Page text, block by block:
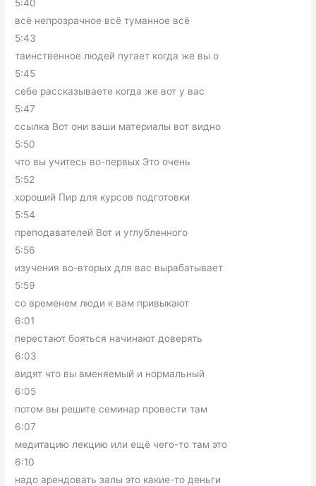
5:40
всё непрозрачное всё туманное всё
5:43
таинственное людей пугает когда же вы о
5:45
себе рассказываете когда же вот у вас
5:47
ссылка Вот они ваши материалы вот видно
5:50
что вы учитесь во-первых Это очень
5:52
хороший Пир для курсов подготовки
5:54
преподавателей Вот и углубленного
5:56
изучения во-вторых для вас вырабатывает
5:59
со временем люди к вам привыкают
6:01
перестают бояться начинают доверять
6:03
видят что вы вменяемый и нормальный
6:05
потом вы решите семинар провести там
6:07
медитацию лекцию или ещё чего-то там это
6:10
надо арендовать залы это какие-то деньги